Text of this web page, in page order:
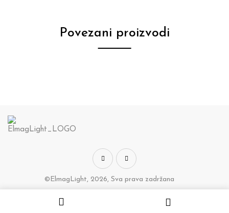
Povezani proizvodi
©ElmagLight, 2026, Sva prava zadržana